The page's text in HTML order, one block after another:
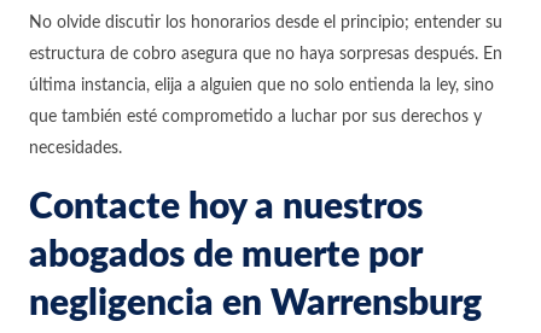
No olvide discutir los honorarios desde el principio; entender su
estructura de cobro asegura que no haya sorpresas después. En
última instancia, elija a alguien que no solo entienda la ley, sino
que también esté comprometido a luchar por sus derechos y
necesidades.
Contacte hoy a nuestros
abogados de muerte por
negligencia en Warrensburg